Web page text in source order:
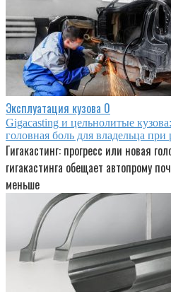
Эксплуатация кузова 0
Gigacasting и цельнолитые
головная боль для владельца при
Гигакастинг: прогресс или новая
гигакастинга обещает автопрому
меньше